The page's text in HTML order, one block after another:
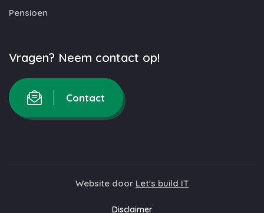
Pensioen
Vragen? Neem contact op!
Contact
Website door Let's build IT
Disclaimer